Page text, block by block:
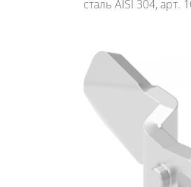
сталь AISI 304, арт.